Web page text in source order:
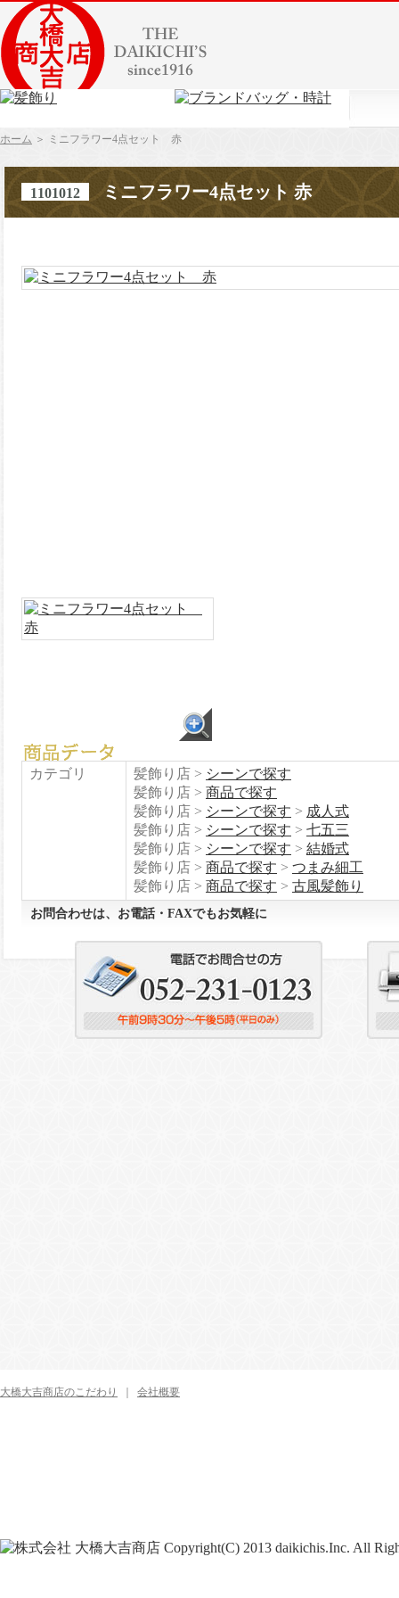
ホーム ＞ ミニフラワー4点セット 赤
1101012 ミニフラワー4点セット 赤
カテゴリ 髪飾り店 > シーンで探す
髪飾り店 > 商品で探す
髪飾り店 > シーンで探す > 成人式
髪飾り店 > シーンで探す > 七五三
髪飾り店 > シーンで探す > 結婚式
髪飾り店 > 商品で探す > つまみ細工
髪飾り店 > 商品で探す > 古風髪飾り
お問合わせは、お電話・FAXでもお気軽に
大橋大吉商店のこだわり 会社概要